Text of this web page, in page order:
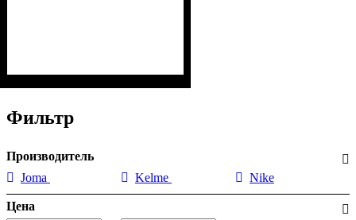
Фильтр
Производитель
Joma
Kelme Nike
Цена